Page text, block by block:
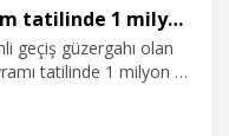
Bolu Dağı Tüneli'nden bayram tatilinde 1 milyon 51 bin 507 araç geçti
geçiş güzergahı olan
tatilinde 1 milyon 51